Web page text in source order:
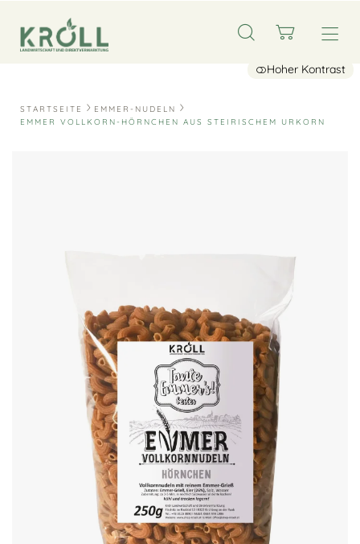
Hoher Kontrast
STARTSEITE
EMMER-NUDELN
EMMER VOLLKORN-HÖRNCHEN AUS STEIRISCHEM URKORN